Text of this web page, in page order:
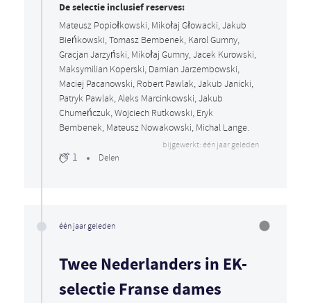
De selectie inclusief reserves:
Mateusz Popiołkowski, Mikołaj Głowacki, Jakub
Bieńkowski, Tomasz Bembenek, Karol Gumny,
Gracjan Jarzyński, Mikołaj Gumny, Jacek Kurowski,
Maksymilian Koperski, Damian Jarzembowski,
Maciej Pacanowski, Robert Pawlak, Jakub Janicki,
Patryk Pawlak, Aleks Marcinkowski, Jakub
Chumeńczuk, Wojciech Rutkowski, Eryk
Bembenek, Mateusz Nowakowski, Michal Lange.
bijgewerkt: één jaar geleden
1 Delen
één jaar geleden
Twee Nederlanders in EK-
selectie Franse dames